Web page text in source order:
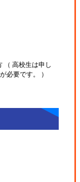
（ 高校生は申し
必要です。 ）